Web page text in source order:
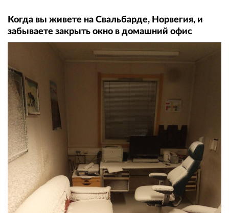
Когда вы живете на Свальбарде, Норвегия, и
забываете закрыть окно в домашний офис